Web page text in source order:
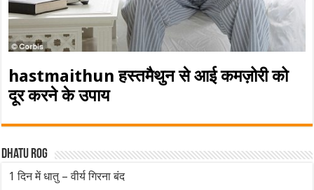
hastmaithun हस्तमैथुन से आई कमज़ोरी को
दूर करने के उपाय
Dhatu rog
1 दिन में धातु – वीर्य गिरना बंद